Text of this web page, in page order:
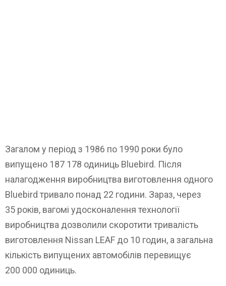
Загалом у період з 1986 по 1990 роки було
випущено 187 178 одиниць Bluebird. Після
налагодження виробництва виготовлення одного
Bluebird тривало понад 22 години. Зараз, через
35 років, вагомі удосконалення технології
виробництва дозволили скоротити тривалість
виготовлення Nissan LEAF до 10 годин, а загальна
кількість випущених автомобілів перевищує
200 000 одиниць.